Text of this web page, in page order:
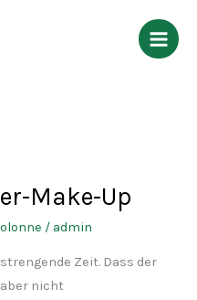
Make-Up
/ admin
Zeit. Dass der
nicht